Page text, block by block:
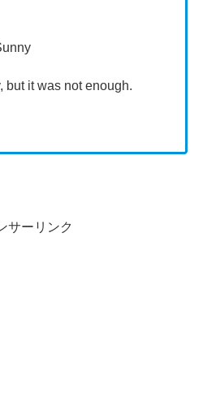
but it was not enough.
サーリンク